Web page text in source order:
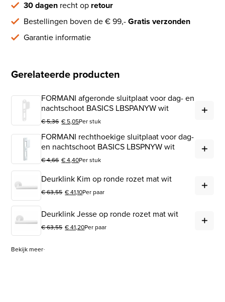
30 dagen recht op retour
Bestellingen boven de € 99,-Gratis verzonden
Garantie informatie
Gerelateerde producten
FORMANI afgeronde sluitplaat voor dag- en
nachtschoot BASICS LBSPANYW wit
€5,36
Oorspronkelijke prijs was: € 5,36.
€ 5,05
Huidige prijs is: € 5,05.
Per stuk
FORMANI rechthoekige sluitplaat voor dag-
en nachtschoot BASICS LBSPNYW wit
€4,66
Oorspronkelijke prijs was: € 4,66.
€4,40
Huidige prijs is: € 4,40.
Per stuk
Deurklink Kim op ronde rozet mat wit
€63,55
Oorspronkelijke prijs was: € 63,55.
€41,10
Huidige prijs is: € 41,10.
Per paar
Deurklink Jesse op ronde rozet mat wit
€63,55
Oorspronkelijke prijs was: € 63,55.
€41,20
Huidige prijs is: € 41,20.
Per paar
Bekijk meer